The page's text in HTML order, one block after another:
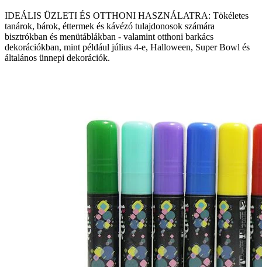
IDEÁLIS ÜZLETI ÉS OTTHONI HASZNÁLATRA: Tökéletes
tanárok, bárok, éttermek és kávézó tulajdonosok számára
bisztrókban és menütáblákban - valamint otthoni barkács
dekorációkban, mint például július 4-e, Halloween, Super Bowl és
általános ünnepi dekorációk.